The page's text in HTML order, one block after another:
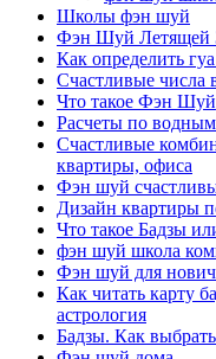
Школы фэн шуй
Фэн Шуй Летящей
Как определить
Счастливые числа
Что такое Фэн Шуй
Расчеты по
Счастливые
квартиры, офиса
Фэн шуй
Дизайн квартиры
Что такое Бадзы
фэн шуй школа
Фэн шуй для
Как читать карту
астрология
Бадзы. Как